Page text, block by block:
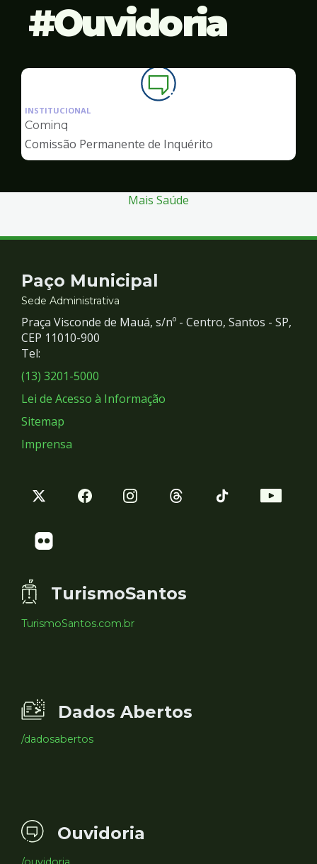
Ouvidoria
Ilustração
da
de
Ouvidoria
INSTITUCIONAL
Cominq
Comissão Permanente de Inquérito
Mais Saúde
Contato
e
Redes
Sociais
Paço Municipal
Sede Administrativa
Praça Visconde de Mauá, s/nº - Centro, Santos - SP,
CEP 11010-900
Tel:
(13) 3201-5000
Lei de Acesso à Informação
Sitemap
Imprensa
TurismoSantos
TurismoSantos.com.br
Dados Abertos
/dadosabertos
Ouvidoria